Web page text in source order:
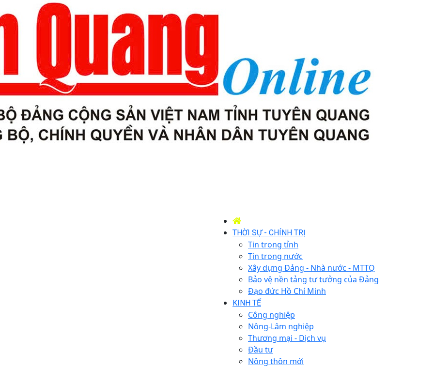
THỜI SỰ - CHÍNH TRỊ
Tin trong tỉnh
Tin trong nước
Xây dựng Đảng - Nhà nước - MTTQ
Bảo vệ nền tảng tư tưởng của Đảng
Đạo đức Hồ Chí Minh
KINH TẾ
Công nghiệp
Nông-Lâm nghiệp
Thương mại - Dịch vụ
Đầu tư
Nông thôn mới